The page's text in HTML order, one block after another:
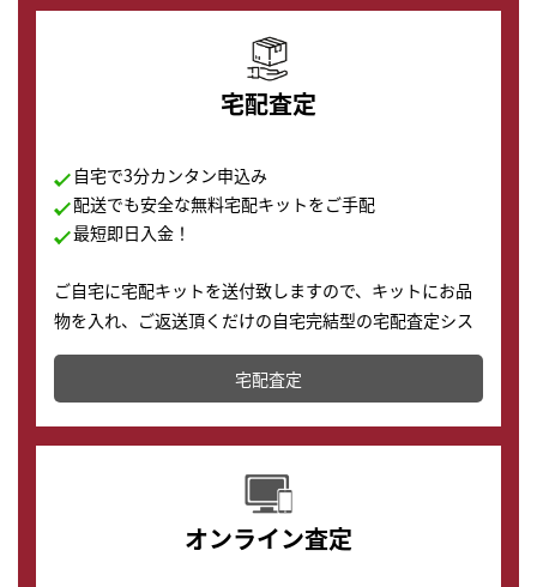
宅配査定
自宅で3分カンタン申込み
配送でも安全な無料宅配キットをご手配
最短即日入金！
ご自宅に宅配キットを送付致しますので、キットにお品
物を入れ、ご返送頂くだけの自宅完結型の宅配査定シス
テムです。
配送でも簡単&安全に査定・買取に出すことが可能で
す。
宅配査定
オンライン査定